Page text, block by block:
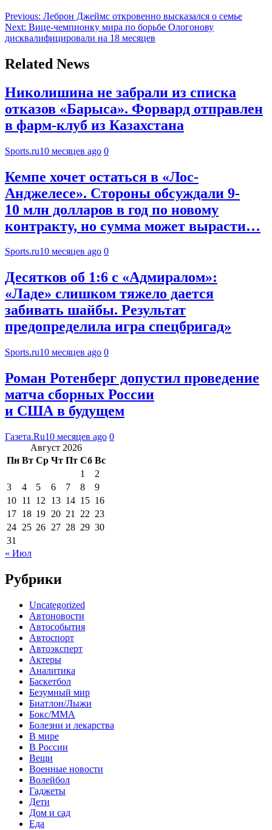
Previous: Леброн Джеймс откровенно высказался о семье
Next: Вице-чемпионку мира по борьбе Ологонову
дисквалифицировали на 18 месяцев
Related News
Николишина не забрали из списка
отказов «Барыса». Форвард отправлен
в фарм-клуб из Казахстана
Sports.ru10 месяцев ago 0
Кемпе хочет остаться в «Лос-
Анджелесе». Стороны обсуждали 9-
10 млн долларов в год по новому
контракту, но сумма может вырасти…
Sports.ru10 месяцев ago 0
Десятков об 1:6 с «Адмиралом»:
«Ладе» слишком тяжело дается
забивать шайбы. Результат
предопределила игра спецбригад»
Sports.ru10 месяцев ago 0
Роман Ротенберг допустил проведение
матча сборных России
и США в будущем
Газета.Ru10 месяцев ago 0
Август 2026
Пн Вт Ср Чт Пт Сб Вс
1
2
3
4 5 6 7 8
9
10 11 12 13 14 15 16
17 18 19 20 21 22 23
24 25 26 27 28 29 30
31
« Июл
Рубрики
Uncategorized
Автоновости
Автособытия
Автоспорт
Автоэксперт
Актеры
Аналитика
Баскетбол
Безумный мир
Биатлон/Лыжи
Бокс/MMA
Болезни и лекарства
В мире
В России
Вещи
Военные новости
Волейбол
Гаджеты
Дети
Дом и сад
Еда